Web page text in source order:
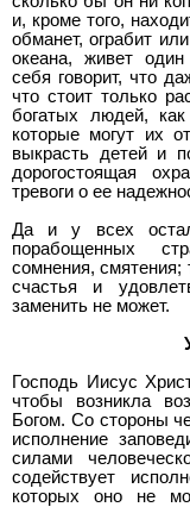
и, кроме того,
обманет, ограбит
океана, живет
себя говорит, что
что стоит только
богатых людей,
которые могут их
выкрасть детей и
дорогостоящая
тревоги о ее
Да и у всех
порабощенных
сомнения, смятения;
счастья и
заменить не может.
Господь Иисус
чтобы возникла
Богом. Со стороны
исполнение
силами
содействует
которых оно не